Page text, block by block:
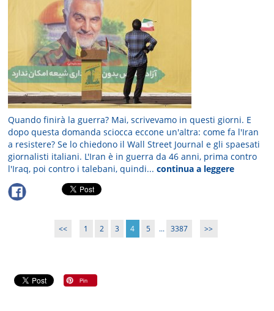
Quando finirà la guerra? Mai, scrivevamo in questi giorni. E
dopo questa domanda sciocca eccone un'altra: come fa l'Iran
a resistere? Se lo chiedono il Wall Street Journal e gli spaesati
giornalisti italiani. L'Iran è in guerra da 46 anni, prima contro
l'Iraq, poi contro i talebani, quindi...continua a leggere
<< 1 2 3 4 5 ... 3387 >>